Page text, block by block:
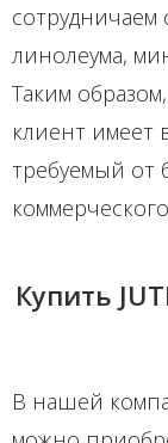
линолеума,
Таким
клиент имеет
требуемый от
коммерческого
Купить
В нашей